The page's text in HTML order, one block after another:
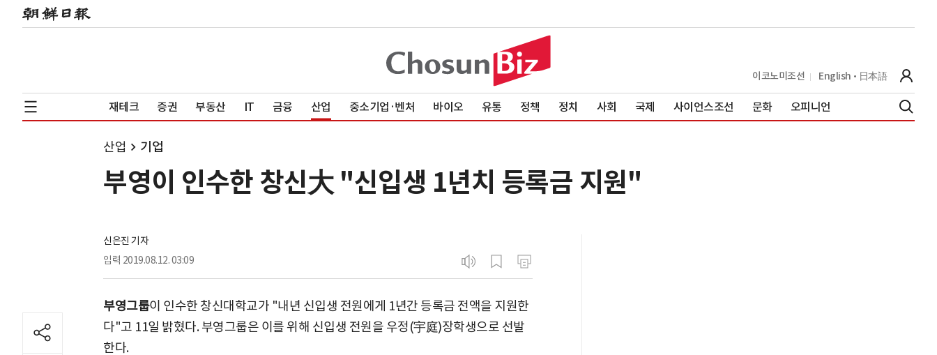
이코노미조선 English 日本語
재테크 증권 부동산 IT 금융 산업 중소기업·벤처 바이오 유통 정책 정치 사회 국제 사이언스조선 문화 오피니언
산업 기업
부영이 인수한 창신大 "신입생 1년치 등록금 지원"
신은진 기자
입력 2019.08.12. 03:09
부영그룹이 인수한 창신대학교가 "내년 신입생 전원에게 1년간 등록금 전액을 지원한
다"고 11일 밝혔다. 부영그룹은 이를 위해 신입생 전원을 우정(宇庭)장학생으로 선발
한다.